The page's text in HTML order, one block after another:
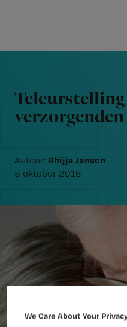
navigation
content
Nursing
Auteur: Rhijja Jansen
5 oktober 2016
We Care About Your